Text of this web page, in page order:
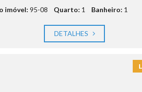
imóvel: 95-08 Quarto: 1 Banheiro: 1
DETALHES